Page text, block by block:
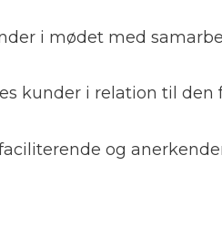
i mødet med
kunder i relation til den
og